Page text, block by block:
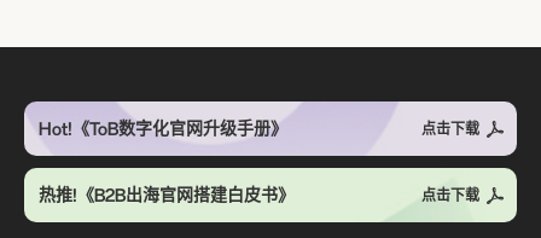
Hot!《ToB数字化官网升级手册》 点击下载
热推!《B2B出海官网搭建白皮书》 点击下载